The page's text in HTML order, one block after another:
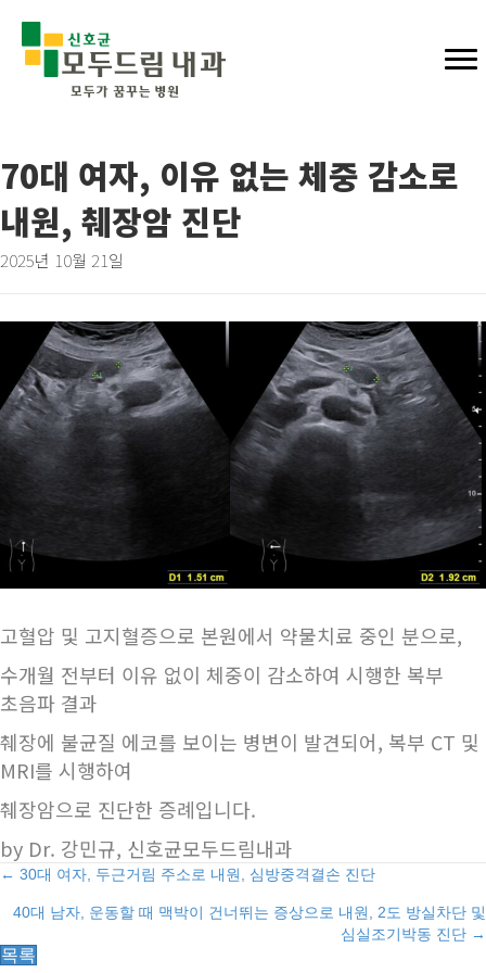
70대 여자, 이유 없는 체중 감소로
내원, 췌장암 진단
2025년 10월 21일
고혈압 및 고지혈증으로 본원에서 약물치료 중인 분으로,
수개월 전부터 이유 없이 체중이 감소하여 시행한 복부
초음파 결과
췌장에 불균질 에코를 보이는 병변이 발견되어, 복부 CT 및
MRI를 시행하여
췌장암으로 진단한 증례입니다.
by Dr. 강민규, 신호균모두드림내과
Posts
navigation
← 30대 여자, 두근거림 주소로 내원, 심방중격결손 진단
40대 남자, 운동할 때 맥박이 건너뛰는 증상으로 내원, 2도 방실차단 및
심실조기박동 진단 →
목록